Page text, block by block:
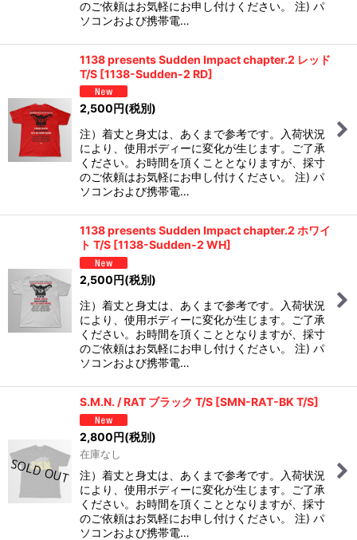
のご依頼はお気軽にお申し付けください。 注) パ
ソコンおよび携帯電…
1138 presents Sudden Impact chapter.2 レッド
T/S [1138-Sudden-2 RD]
2,500円(税別)
注）着丈と身丈は、あくまで参考です。入荷状況
により、使用ボディーに変化が生じます。ご了承
ください。お時間を頂くこととなりますが、採寸
のご依頼はお気軽にお申し付けください。 注) パ
ソコンおよび携帯電…
1138 presents Sudden Impact chapter.2 ホワイ
ト T/S [1138-Sudden-2 WH]
2,500円(税別)
注）着丈と身丈は、あくまで参考です。入荷状況
により、使用ボディーに変化が生じます。ご了承
ください。お時間を頂くこととなりますが、採寸
のご依頼はお気軽にお申し付けください。 注) パ
ソコンおよび携帯電…
S.M.N. / RAT ブラック T/S [SMN-RAT-BK T/S]
2,800円(税別)
在庫なし
注）着丈と身丈は、あくまで参考です。入荷状況
により、使用ボディーに変化が生じます。ご了承
ください。お時間を頂くこととなりますが、採寸
のご依頼はお気軽にお申し付けください。 注) パ
ソコンおよび携帯電…